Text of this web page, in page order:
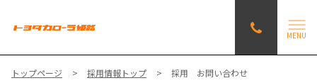
MENU
トップページ 採用情報トップ 採用 お問い合わせ